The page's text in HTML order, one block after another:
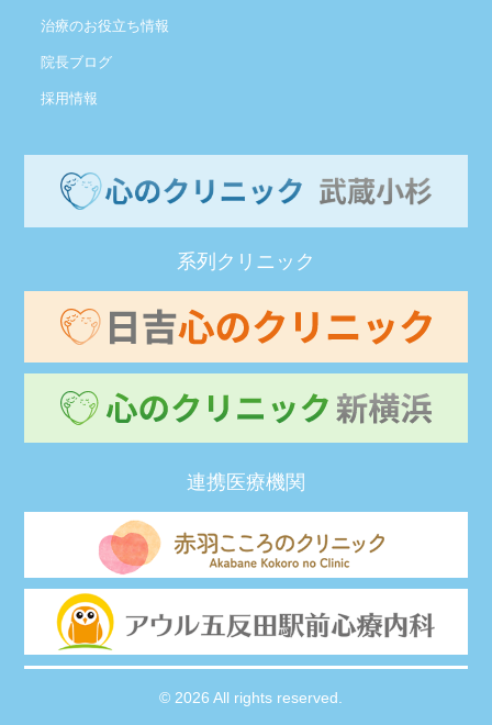
治療のお役立ち情報
院長ブログ
採用情報
系列クリニック
連携医療機関
© 2026 All rights reserved.